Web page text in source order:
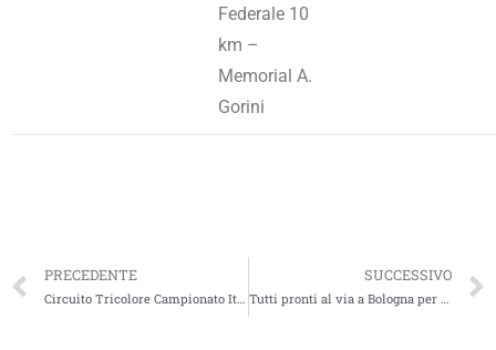
Federale 10
km –
Memorial A.
Gorini
PRECEDENTE
Circuito Tricolore Campionato Italiano NW Agonistico Federale – 6° tappa Abbadia di Chiaravalle di Fiastra
SUCCESSIVO
Tutti pronti al via a Bologna per la 1° tappa del Circuito Tricolore NW Agonistico 2023